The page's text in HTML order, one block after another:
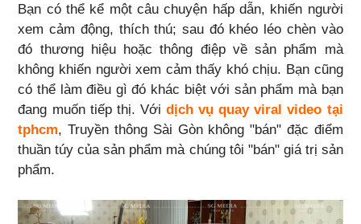
Bạn có thể kể một câu chuyện hấp dẫn, khiến người
xem cảm động, thích thú; sau đó khéo léo chèn vào
đó thương hiệu hoặc thông điệp về sản phẩm mà
không khiến người xem cảm thấy khó chịu. Bạn cũng
có thể làm điều gì đó khác biệt với sản phẩm mà bạn
đang muốn tiếp thị. Với dịch vụ quay viral video tại
tphcm, Truyền thông Sài Gòn không "bán" đặc điểm
thuần túy của sản phẩm mà chúng tôi "bán" giá trị sản
phẩm.